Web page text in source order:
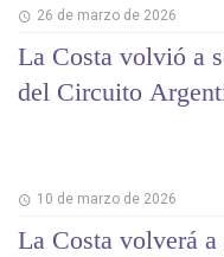
26 de marzo de 2026
La Costa volvió a
del Circuito
10 de marzo de 2026
La Costa volverá a